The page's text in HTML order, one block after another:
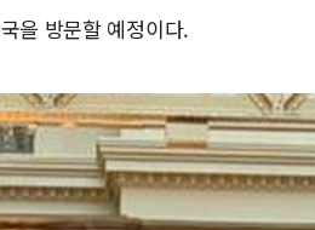
용 쇼크에 엔화 장중 급등…시장은 "또 개
을 방문할 예정이다.